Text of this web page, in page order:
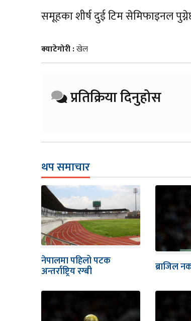
समूहका शीर्ष दुई टिम सेमिफाइनल
क्याटेगोरी :खेल
प्रतिक्रिया दिनुहोस
थप समाचार
नेपालमा पहिलो पटक
अन्तर्राष्ट्रिय रग्बी ब्राजिल